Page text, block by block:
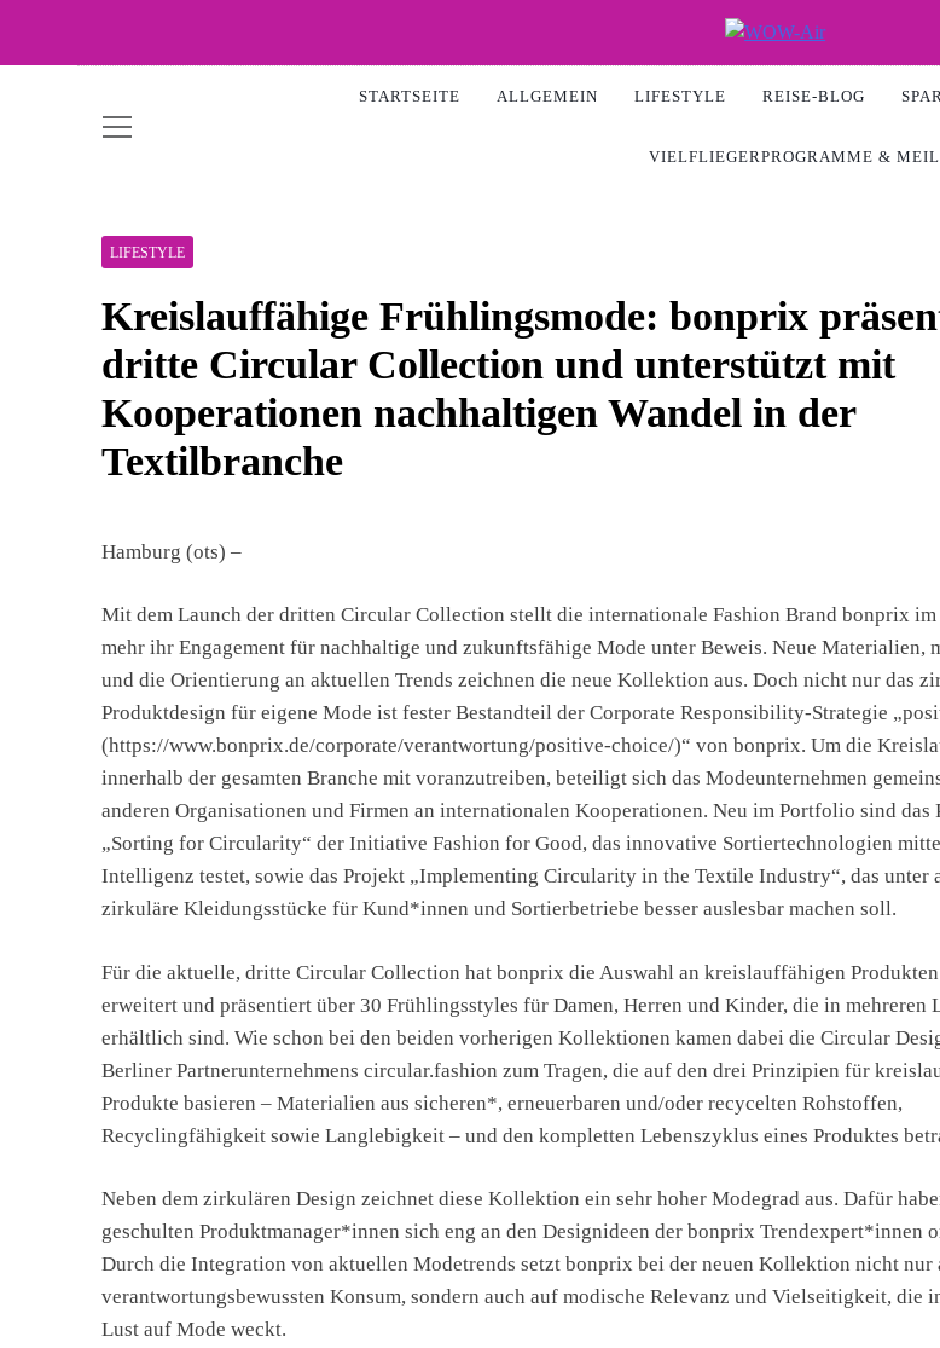
content
WOW-Air
STARTSEITE ALLGEMEIN LIFESTYLE REISE-BLOG
VIELFLIEGERPROGRAMME &
LIFESTYLE
Kreislauffähige Frühlingsmode: bonprix
dritte Circular Collection und unterstützt mit
Kooperationen nachhaltigen Wandel in der
Textilbranche
Hamburg (ots) –
Mit dem Launch der dritten Circular Collection stellt die internationale Fashion Brand bonprix
mehr ihr Engagement für nachhaltige und zukunftsfähige Mode unter Beweis. Neue Materialien,
und die Orientierung an aktuellen Trends zeichnen die neue Kollektion aus. Doch nicht nur das
Produktdesign für eigene Mode ist fester Bestandteil der Corporate Responsibility-Strategie
(https://www.bonprix.de/corporate/verantwortung/positive-choice/)“ von bonprix. Um die
innerhalb der gesamten Branche mit voranzutreiben, beteiligt sich das Modeunternehmen
anderen Organisationen und Firmen an internationalen Kooperationen. Neu im Portfolio sind das
„Sorting for Circularity“ der Initiative Fashion for Good, das innovative Sortiertechnologien
Intelligenz testet, sowie das Projekt „Implementing Circularity in the Textile Industry“, das unter
zirkuläre Kleidungsstücke für Kund*innen und Sortierbetriebe besser auslesbar machen soll.
Für die aktuelle, dritte Circular Collection hat bonprix die Auswahl an kreislauffähigen
erweitert und präsentiert über 30 Frühlingsstyles für Damen, Herren und Kinder, die in mehreren
erhältlich sind. Wie schon bei den beiden vorherigen Kollektionen kamen dabei die Circular
Berliner Partnerunternehmens circular.fashion zum Tragen, die auf den drei Prinzipien für
Produkte basieren – Materialien aus sicheren*, erneuerbaren und/oder recycelten Rohstoffen,
Recyclingfähigkeit sowie Langlebigkeit – und den kompletten Lebenszyklus eines Produktes
Neben dem zirkulären Design zeichnet diese Kollektion ein sehr hoher Modegrad aus. Dafür
geschulten Produktmanager*innen sich eng an den Designideen der bonprix Trendexpert*innen
Durch die Integration von aktuellen Modetrends setzt bonprix bei der neuen Kollektion nicht nur
verantwortungsbewussten Konsum, sondern auch auf modische Relevanz und Vielseitigkeit, die
Lust auf Mode weckt.